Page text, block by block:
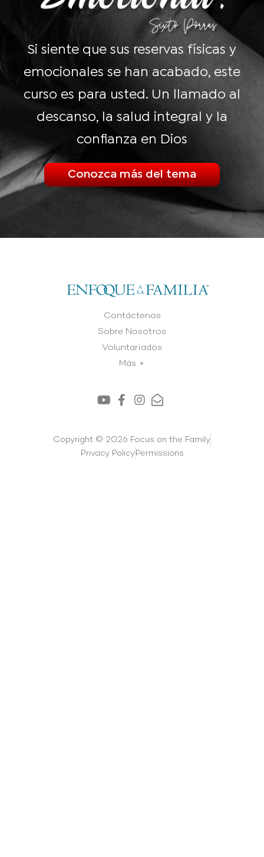
Si siente que sus reservas físicas y
emocionales se han acabado, este
curso es para usted. Un llamado al
descanso, la salud integral y la
confianza en Dios
Conozca más del tema
Contáctenos
Sobre Nosotros
Voluntariados
Más +
Copyright © 2026 Focus on the Family
Privacy PolicyPermissions